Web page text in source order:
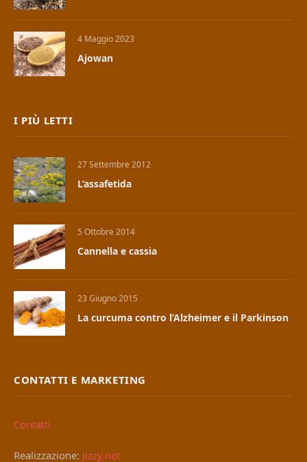
4 Maggio 2023
Ajowan
I PIÙ LETTI
27 Settembre 2012
L’assafetida
5 Ottobre 2014
Cannella e cassia
23 Giugno 2015
La curcuma contro l’Alzheimer e il Parkinson
CONTATTI E MARKETING
Contatti
Realizzazione: Jizzy.net